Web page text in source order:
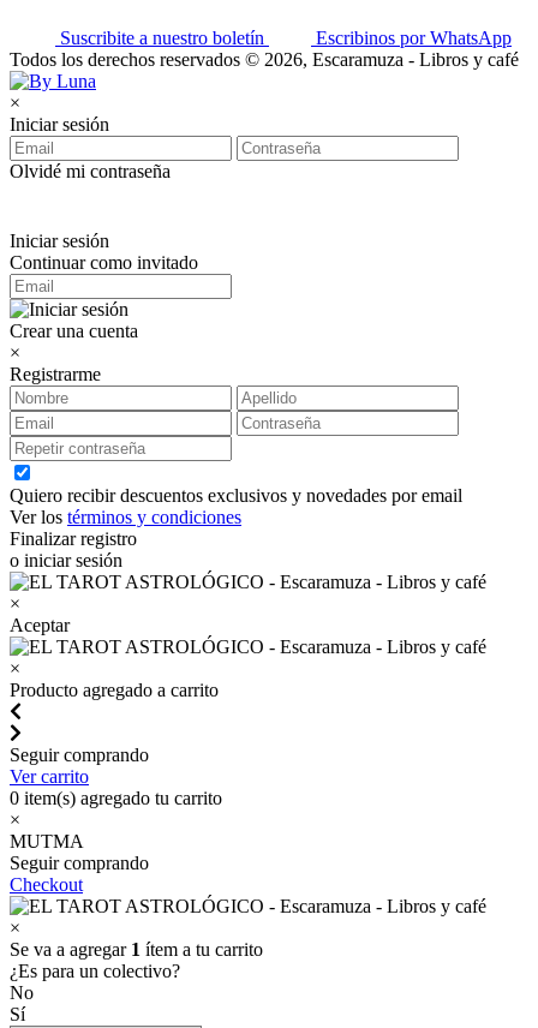
Suscribite a nuestro boletín
Escribinos por WhatsApp
Todos los derechos reservados © 2026, Escaramuza - Libros y café
×
Iniciar sesión
Olvidé mi contraseña
Iniciar sesión
Continuar como invitado
Crear una cuenta
×
Registrarme
Quiero recibir descuentos exclusivos y novedades por email
Ver los términos y condiciones
Finalizar registro
o iniciar sesión
×
Aceptar
×
Producto agregado a carrito
Seguir comprando
Ver carrito
0 item(s) agregado tu carrito
×
MUTMA
Seguir comprando
Checkout
×
Se va a agregar 1 ítem a tu carrito
¿Es para un colectivo?
No
Sí